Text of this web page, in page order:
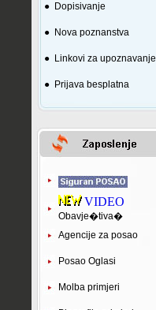
● Dopisivanje
● Nova poznanstva
● Linkovi za upoznavanje
● Prijava besplatna
VIDEO
Obavje�tiva�
Agencije za posao
Posao Oglasi
Molba primjeri